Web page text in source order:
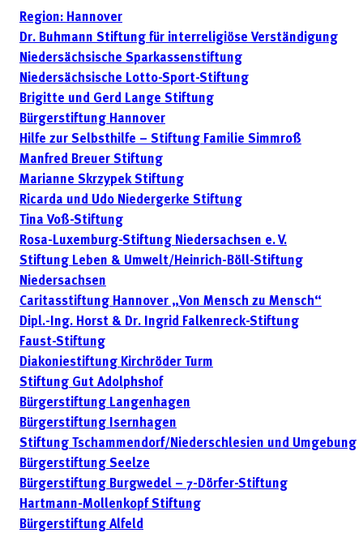
Region: Hannover
Dr. Buhmann Stiftung für interreligiöse Verständigung
Niedersächsische Sparkassenstiftung
Niedersächsische Lotto-Sport-Stiftung
Brigitte und Gerd Lange Stiftung
Bürgerstiftung Hannover
Hilfe zur Selbsthilfe – Stiftung Familie Simmroß
Manfred Breuer Stiftung
Marianne Skrzypek Stiftung
Ricarda und Udo Niedergerke Stiftung
Tina Voß-Stiftung
Rosa-Luxemburg-Stiftung Niedersachsen e. V.
Stiftung Leben & Umwelt/Heinrich-Böll-Stiftung
Niedersachsen
Caritasstiftung Hannover „Von Mensch zu Mensch“
Dipl.-Ing. Horst & Dr. Ingrid Falkenreck-Stiftung
Faust-Stiftung
Diakoniestiftung Kirchröder Turm
Stiftung Gut Adolphshof
Bürgerstiftung Langenhagen
Bürgerstiftung Isernhagen
Stiftung Tschammendorf/Niederschlesien und Umgebung
Bürgerstiftung Seelze
Bürgerstiftung Burgwedel – 7-Dörfer-Stiftung
Hartmann-Mollenkopf Stiftung
Bürgerstiftung Alfeld